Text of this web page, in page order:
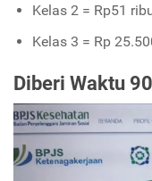
Kelas 2 = Rp51
Kelas 3 = Rp
Diberi Waktu